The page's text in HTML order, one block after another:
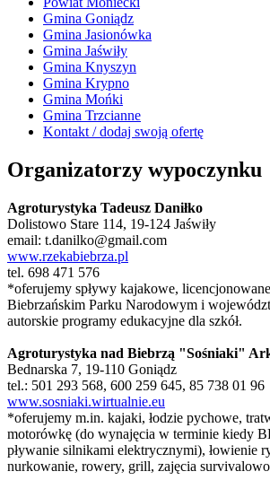
Gmina Goniądz
Gmina Jasionówka
Gmina Jaświły
Gmina Knyszyn
Gmina Krypno
Gmina Mońki
Gmina Trzcianne
Kontakt / dodaj swoją ofertę
Organizatorzy wypoczynku
Agroturystyka Tadeusz Daniłko
Dolistowo Stare 114, 19-124 Jaświły
email: t.danilko@gmail.com
www.rzekabiebrza.pl
tel. 698 471 576
*oferujemy spływy kajakowe,
Biebrzańskim Parku Narodowym i
autorskie programy edukacyjne dla szkół.
Agroturystyka nad Biebrzą "Sośniaki"
Bednarska 7, 19-110 Goniądz
tel.: 501 293 568, 600 259 645, 85 738 01 96
www.sosniaki.wirtualnie.eu
*oferujemy m.in. kajaki, łodzie pychowe,
motorówkę (do wynajęcia w terminie kiedy
pływanie silnikami elektrycznymi), łowienie
nurkowanie, rowery, grill, zajęcia